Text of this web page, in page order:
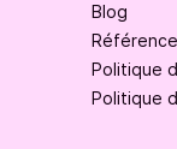
Blog
Politique
Politique